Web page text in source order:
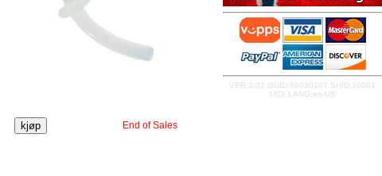
End of Sales
VER: 3.02 GUID:88030107 SHID: 10001
UID: LANG:en-US